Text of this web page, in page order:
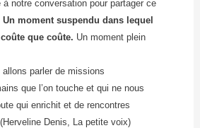
à notre conversation pour partager ce
Un moment suspendu dans lequel
que coûte. Un moment plein
parler de missions
que l’on touche et qui ne nous
qui enrichit et de rencontres
Denis, La petite voix)